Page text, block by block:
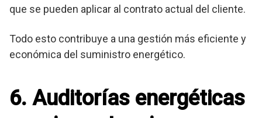
que se pueden aplicar al contrato actual del cliente.
Todo esto contribuye a una gestión más eficiente y
económica del suministro energético.
6. Auditorías energéticas